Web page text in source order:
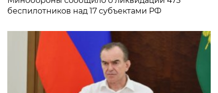
беспилотников над 17 субъектами РФ